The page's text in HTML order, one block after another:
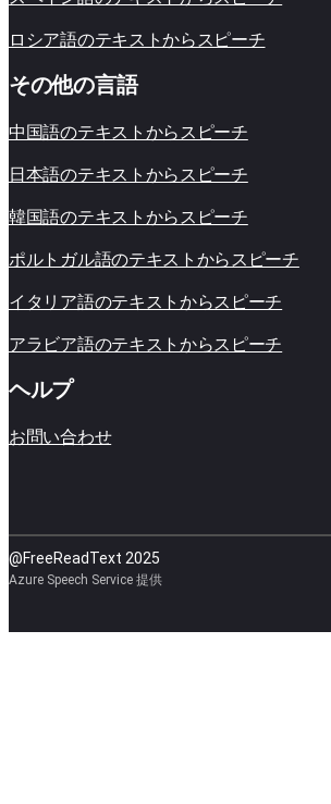
ロシア語のテキストからスピーチ
その他の言語
中国語のテキストからスピーチ
日本語のテキストからスピーチ
韓国語のテキストからスピーチ
ポルトガル語のテキストからスピーチ
イタリア語のテキストからスピーチ
アラビア語のテキストからスピーチ
ヘルプ
お問い合わせ
@FreeReadText 2025
Azure Speech Service 提供